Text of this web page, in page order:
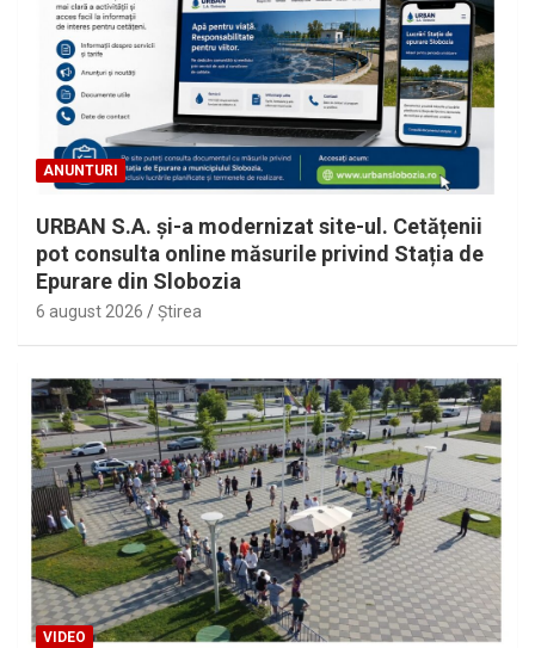
ANUNTURI
URBAN S.A. și-a modernizat site-ul. Cetățenii
pot consulta online măsurile privind Stația de
Epurare din Slobozia
6 august 2026 Ştirea
VIDEO